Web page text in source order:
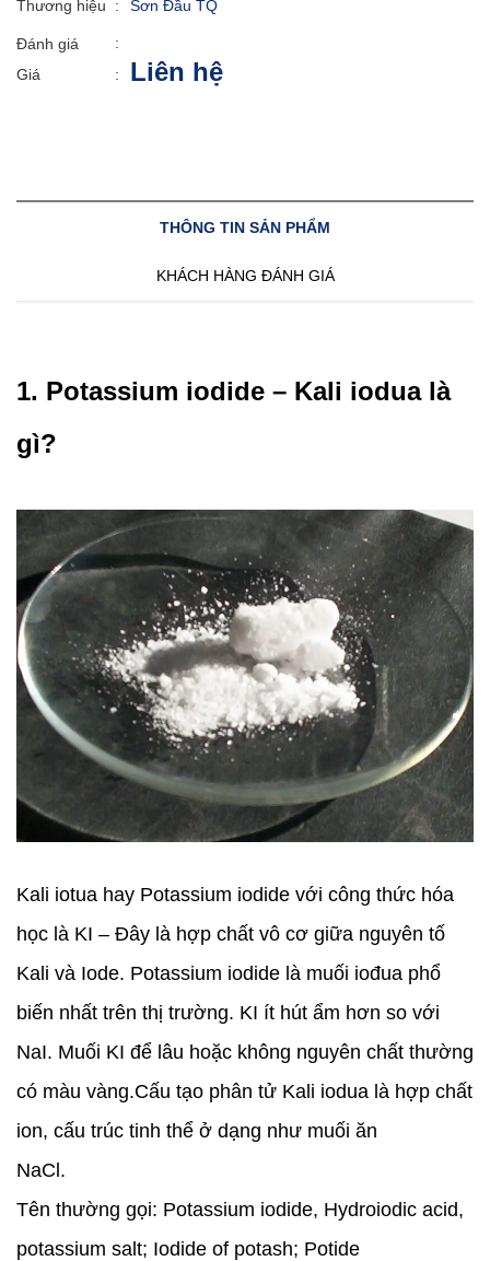
Thương hiệu : Sơn Đầu TQ
Đánh giá
:
Giá
: Liên hệ
THÔNG TIN SẢN PHẨM
KHÁCH HÀNG ĐÁNH GIÁ
1. Potassium iodide – Kali iodua là
gì?
Kali iotua hay Potassium iodide với công thức hóa
học là KI – Đây là hợp chất vô cơ giữa nguyên tố
Kali và Iode. Potassium iodide là muối iođua phổ
biến nhất trên thị trường. KI ít hút ẩm hơn so với
NaI. Muối KI để lâu hoặc không nguyên chất thường
có màu vàng.Cấu tạo phân tử Kali iodua là hợp chất
ion, cấu trúc tinh thể ở dạng như muối ăn
NaCl.
Tên thường gọi: Potassium iodide, Hydroiodic acid,
potassium salt; Iodide of potash; Potide